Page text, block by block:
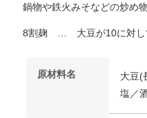
鍋物や鉄火みそなどの炒め
8割麹 … 大豆が10に対し
原材料名
大豆(
塩／